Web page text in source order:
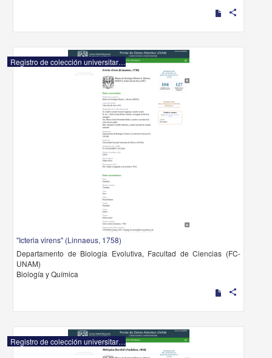
share
Registro de colección universitaria
"Icteria virens" (Linnaeus, 1758)
Departamento de Biología Evolutiva, Facultad de Ciencias (FC-
UNAM)
Biología y Química
share
Registro de colección universitaria